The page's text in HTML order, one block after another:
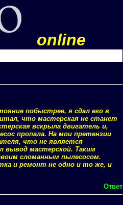
online
побыстрее, я сдал его в
что мастерская не станет
вскрыла двигатель и,
пропала. На мои претензии
что не является
вывод мастерской. Таким
сломанным пылесосом.
и ремонт не одно и то же, и
Ответ